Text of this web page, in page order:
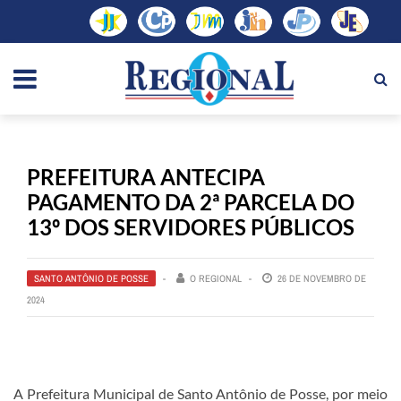
PREFEITURA ANTECIPA
PAGAMENTO DA 2ª PARCELA DO
13º DOS SERVIDORES PÚBLICOS
SANTO ANTÔNIO DE POSSE O REGIONAL
26 DE NOVEMBRO DE
2024
A Prefeitura Municipal de Santo Antônio de Posse, por meio